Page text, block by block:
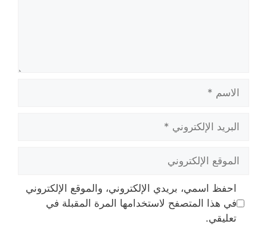
الاسم
البريد
الإلكتروني
الموقع
الإلكتروني
احفظ اسمي، بريدي الإلكتروني، والموقع الإلكتروني
في هذا المتصفح لاستخدامها المرة المقبلة في
تعليقي.